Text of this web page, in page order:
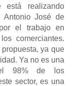
está realizando
Antonio José de
el trabajo en
comerciantes.
ya que
Ya no es una
98% de los
sector, es una